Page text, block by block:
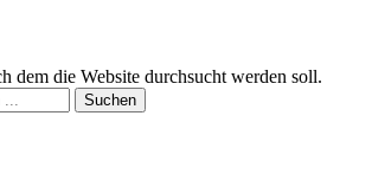
dem die Website durchsucht werden soll.
Suchen